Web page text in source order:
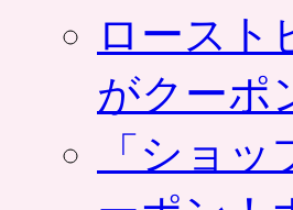
ロースト
がクーポ
「ショ